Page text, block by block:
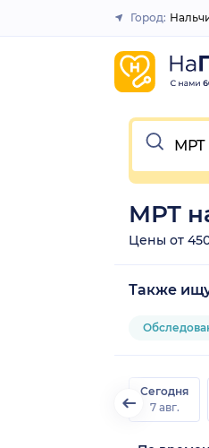
Город:
Очистить
МРТ
Цены от
Также
Сегодня
7 авг.